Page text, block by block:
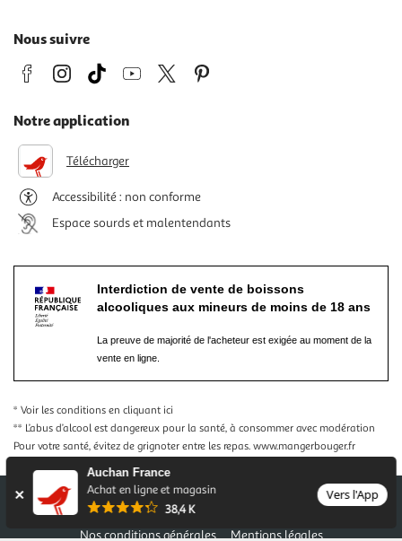
Auchan France
Achat en ligne et magasin
38,4 K
Vers l'App
Nous suivre
Notre application
Télécharger
Accessibilité : non conforme
Espace sourds et malentendants
Interdiction de vente de boissons
alcooliques aux mineurs de moins de 18 ans
La preuve de majorité de l'acheteur est exigée au moment de la
vente en ligne.
* Voir les conditions en cliquant ici
** L’abus d’alcool est dangereux pour la santé, à consommer avec modération
Pour votre santé, évitez de grignoter entre les repas. www.mangerbouger.fr
Nos conditions générales Mentions légales